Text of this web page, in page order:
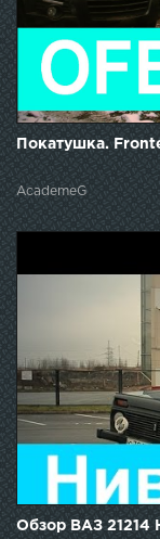
Покатушка.
AcademeG
Обзор ВАЗ 21214